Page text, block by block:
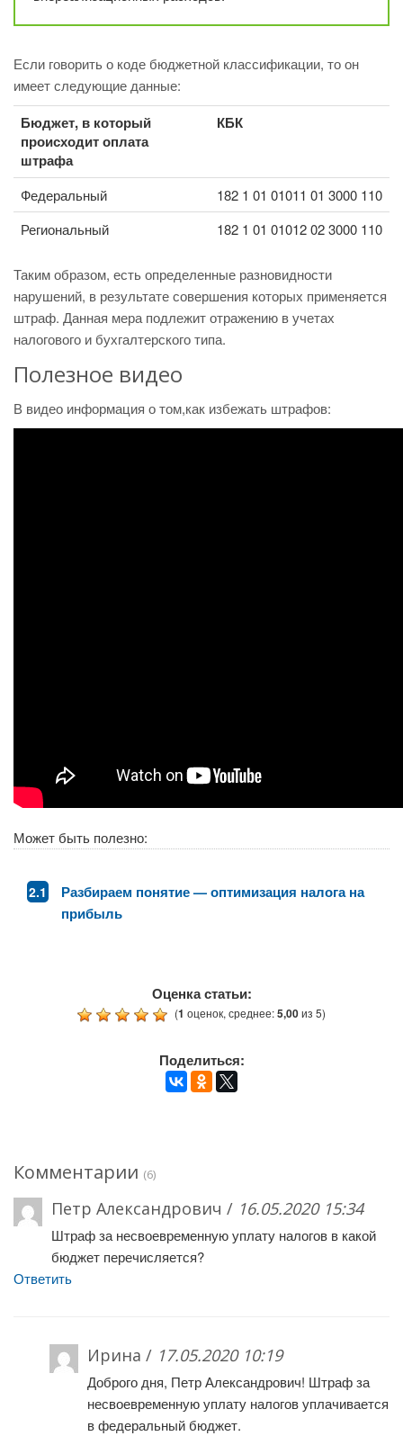
Если говорить о коде бюджетной классификации, то он
имеет следующие данные:
Бюджет, в который
происходит оплата
штрафа
КБК
Федеральный
182 1 01 01011 01 3000 110
Региональный
182 1 01 01012 02 3000 110
Таким образом, есть определенные разновидности
нарушений, в результате совершения которых применяется
штраф. Данная мера подлежит отражению в учетах
налогового и бухгалтерского типа.
Полезное видео
В видео информация о том,как избежать штрафов:
Может быть полезно:
Разбираем понятие — оптимизация налога на
прибыль
Оценка статьи:
(1 оценок, среднее:5,00из 5)
Поделиться:
Комментарии (6)
Петр Александрович / 16.05.2020 15:34
Штраф за несвоевременную уплату налогов в какой
бюджет перечисляется?
Ответить
Ирина / 17.05.2020 10:19
Доброго дня, Петр Александрович! Штраф за
несвоевременную уплату налогов уплачивается
в федеральный бюджет.